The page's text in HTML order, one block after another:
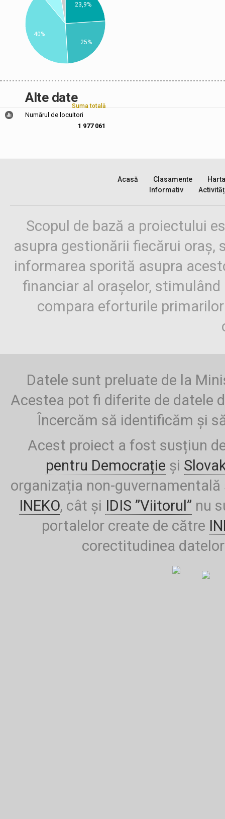
23,9%
25%
40%
Alte date
Suma totală
Numărul de locuitori
1 977 061
Acasă Clasamente
Harta
Informativ
Scopul de bază a proiectului
asupra gestionării fiecărui oraș,
informarea sporită asupra
financiar al orașelor,
compara eforturile
Datele sunt preluate de la
Acestea pot fi diferite de datele
Încercăm să identificăm și
Acest proiect a fost susțiun
pentru Democrație și
organizația non-
INEKO, cât și IDIS ”Viitorul” nu
portalelor create de către
corectitudinea